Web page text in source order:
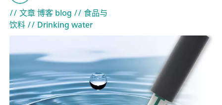
// 文章 博客 blog // 食品与
饮料// Drinking water